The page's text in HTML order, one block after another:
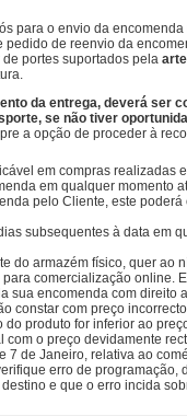
para o envio da
pedido de reenvio da
portes suportados pela
da entrega, deverá ser
se não tiver
a opção de proceder à
em compras realizadas
em qualquer momento
pelo Cliente, este
subsequentes à data em
do armazém físico, quer ao
comercialização online.
sua encomenda com direito
constar com preço
produto for inferior ao
com o preço devidamente
7 de Janeiro, relativa ao
erro de programação,
e que o erro incida